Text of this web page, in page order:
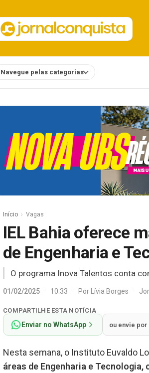
Navegue pelas categorias
Início Vagas
IEL Bahia oferece
de Engenharia e
O programa Inova Talentos conta
01/02/2025 · 10:33 · PorLívia Borges ·
COMPARTILHE ESTA NOTÍCIA
Enviar no WhatsApp ou envie
Nesta semana, o Instituto Euvaldo
áreas de Engenharia e Tecnologia,